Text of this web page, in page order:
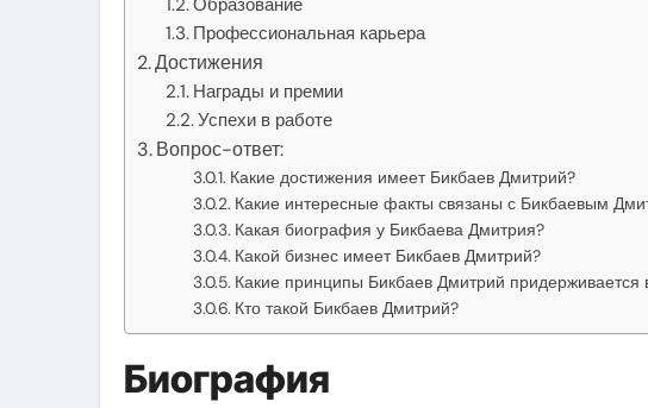
Профессиональная карьера
Достижения
Награды и премии
Успехи в работе
Вопрос-ответ:
Какие достижения имеет Бикбаев Дмитрий?
Какие интересные факты связаны с Бикбаевым
Какая биография у Бикбаева Дмитрия?
Какой бизнес имеет Бикбаев Дмитрий?
Какие принципы Бикбаев Дмитрий придерживается
Кто такой Бикбаев Дмитрий?
Биография